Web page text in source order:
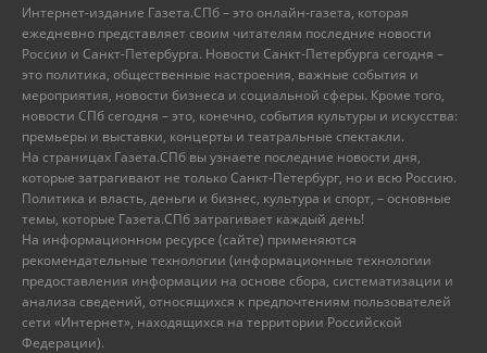
Интернет-издание Газета.СПб – это онлайн-газета, которая
ежедневно представляет своим читателям последние новости
России и Санкт-Петербурга. Новости Санкт-Петербурга сегодня –
это политика, общественные настроения, важные события и
мероприятия, новости бизнеса и социальной сферы. Кроме того,
новости СПб сегодня – это, конечно, события культуры и искусства:
премьеры и выставки, концерты и театральные спектакли.
На страницах Газета.СПб вы узнаете последние новости дня,
которые затрагивают не только Санкт-Петербург, но и всю Россию.
Политика и власть, деньги и бизнес, культура и спорт, – основные
темы, которые Газета.СПб затрагивает каждый день!
На информационном ресурсе (сайте) применяются
рекомендательные технологии (информационные технологии
предоставления информации на основе сбора, систематизации и
анализа сведений, относящихся к предпочтениям пользователей
сети «Интернет», находящихся на территории Российской
Федерации).